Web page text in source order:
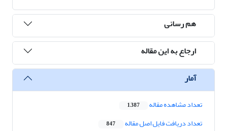
هم رسانی
ارجاع به این مقاله
آمار
تعداد مشاهده مقاله 1,387
تعداد دریافت فایل اصل مقاله 847